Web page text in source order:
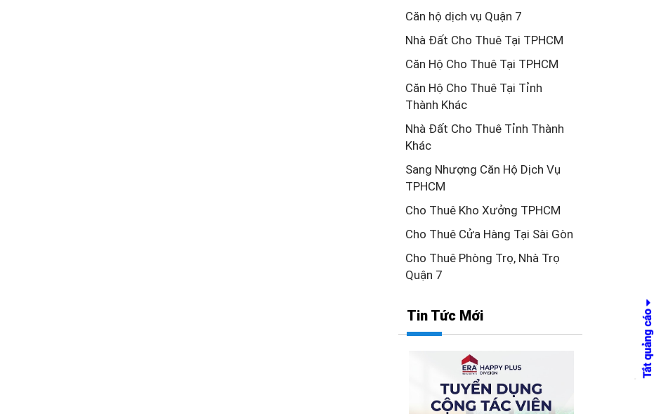
Căn hộ dịch vụ Quận 7
Nhà Đất Cho Thuê Tại TPHCM
Căn Hộ Cho Thuê Tại TPHCM
Căn Hộ Cho Thuê Tại Tỉnh
Thành Khác
Nhà Đất Cho Thuê Tỉnh Thành
Khác
Sang Nhượng Căn Hộ Dịch Vụ
TPHCM
Cho Thuê Kho Xưởng TPHCM
Cho Thuê Cửa Hàng Tại Sài Gòn
Cho Thuê Phòng Trọ, Nhà Trọ
Quận 7
Tin Tức Mới